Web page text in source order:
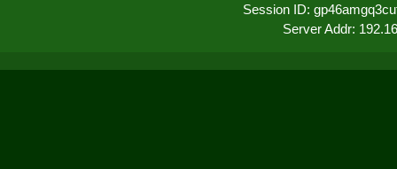
Session ID:
Server Addr: